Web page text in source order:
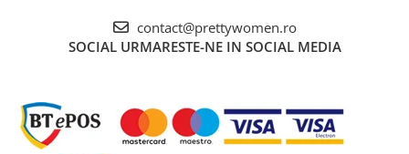
contact@prettywomen.ro
SOCIAL URMARESTE-NE IN SOCIAL MEDIA